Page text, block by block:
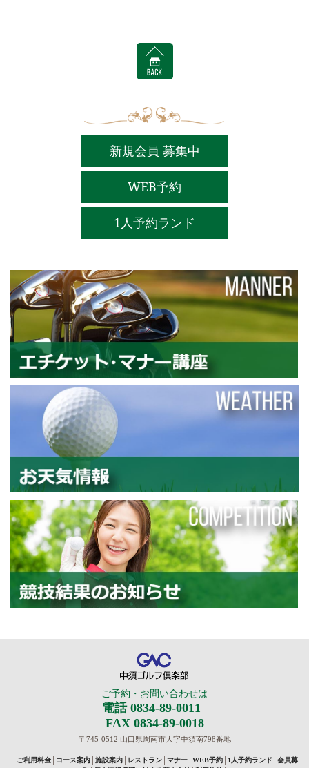
新規会員 募集中
WEB予約
1人予約ランド
ご予約・お問い合わせは
電話 0834-89-0011
FAX 0834-89-0018
〒745-0512 山口県周南市大字中須南798番地
ご利用料金│ コース案内│ 施設案内│ レストラン│ マナー│ WEB予約│ 1人予約ランド
会員募